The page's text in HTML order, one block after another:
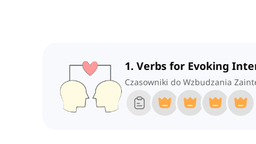
1. Verbs for Evoking
Czasowniki do Wzbudzania